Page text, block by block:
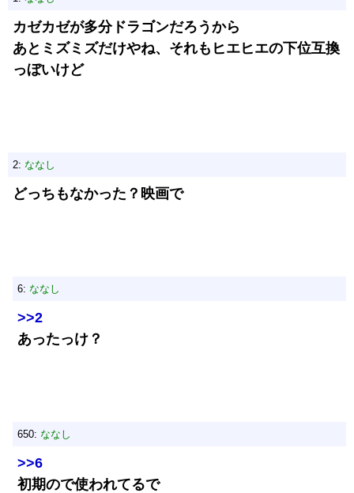
カゼカゼが多分ドラゴンだろうから
あとミズミズだけやね、それもヒエヒエの下位互換
っぼいけど
2: ななし
どっちもなかった？映画で
6: ななし
>>2
あったっけ？
650: ななし
>>6
初期ので使われてるで